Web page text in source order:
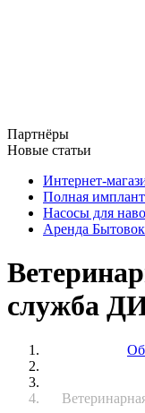
Партнёры
Новые статьи
Интернет-
Полная
Насосы для
Аренда Бытовок
служба